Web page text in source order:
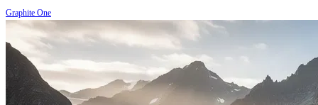
Graphite One